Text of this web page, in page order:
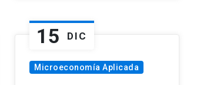
15 DIC
Microeconomía Aplicada